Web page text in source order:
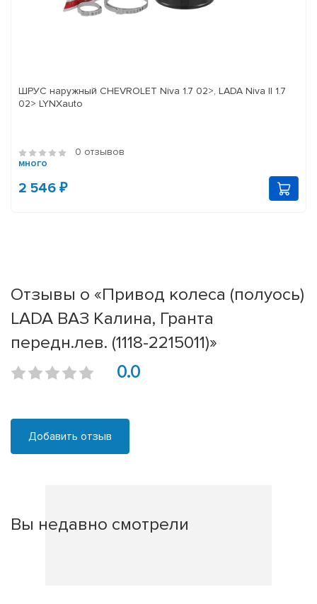
ШРУС наружный CHEVROLET Niva 1.7 02>, LADA Niva II 1.7
02> LYNXauto
0 отзывов
много
2 546 ₽
Отзывы о «Привод колеса (полуось)
LADA ВАЗ Калина, Гранта
передн.лев. (1118-2215011)»
0.0
Добавить отзыв
Вы недавно смотрели